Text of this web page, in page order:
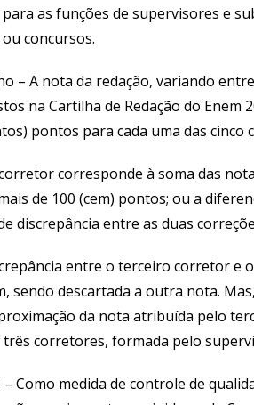
as funções de supervisores e
concursos.
– A nota da redação, variando
na Cartilha de Redação do
pontos para cada uma das cinco
corresponde à soma das
de 100 (cem) pontos; ou a
discrepância entre as duas
entre o terceiro corretor e
sendo descartada a outra nota.
da nota atribuída pelo
corretores, formada pelo
– Como medida de controle de